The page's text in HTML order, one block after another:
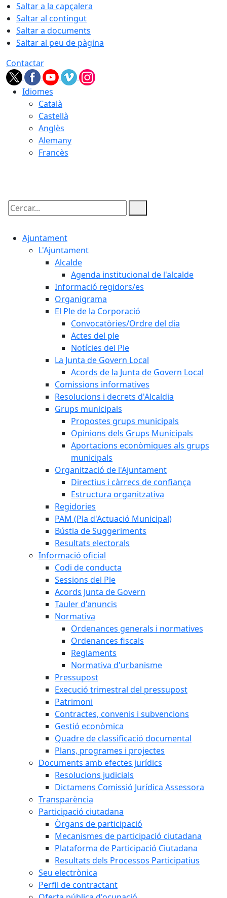
Saltar a la capçalera
Saltar al contingut
Saltar a documents
Saltar al peu de pàgina
Contactar
Idiomes
Català
Castellà
Anglès
Alemany
Francès
Cercar:
Ajuntament
L'Ajuntament
Alcalde
Agenda institucional de l'alcalde
Informació regidors/es
Organigrama
El Ple de la Corporació
Convocatòries/Ordre del dia
Actes del ple
Notícies del Ple
La Junta de Govern Local
Acords de la Junta de Govern Local
Comissions informatives
Resolucions i decrets d'Alcaldia
Grups municipals
Propostes grups municipals
Opinions dels Grups Municipals
Aportacions econòmiques als grups
municipals
Organització de l'Ajuntament
Directius i càrrecs de confiança
Estructura organitzativa
Regidories
PAM (Pla d'Actuació Municipal)
Bústia de Suggeriments
Resultats electorals
Informació oficial
Codi de conducta
Sessions del Ple
Acords Junta de Govern
Tauler d'anuncis
Normativa
Ordenances generals i normatives
Ordenances fiscals
Reglaments
Normativa d'urbanisme
Pressupost
Execució trimestral del pressupost
Patrimoni
Contractes, convenis i subvencions
Gestió econòmica
Quadre de classificació documental
Plans, programes i projectes
Documents amb efectes jurídics
Resolucions judicials
Dictamens Comissió Jurídica Assessora
Transparència
Participació ciutadana
Òrgans de participació
Mecanismes de participació ciutadana
Plataforma de Participació Ciutadana
Resultats dels Processos Participatius
Seu electrònica
Perfil de contractant